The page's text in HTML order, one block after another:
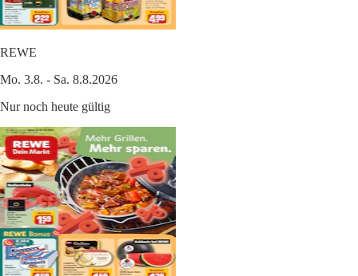
REWE
Mo. 3.8. - Sa. 8.8.2026
Nur noch heute gültig